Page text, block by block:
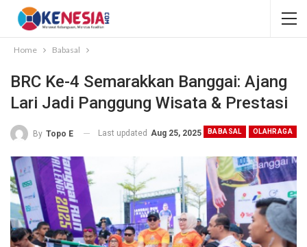
Home Babasal
BRC Ke-4 Semarakkan Banggai: Ajang
Lari Jadi Panggung Wisata & Prestasi
BABASAL OLAHRAGA
By Topo E Last updated Aug 25, 2025